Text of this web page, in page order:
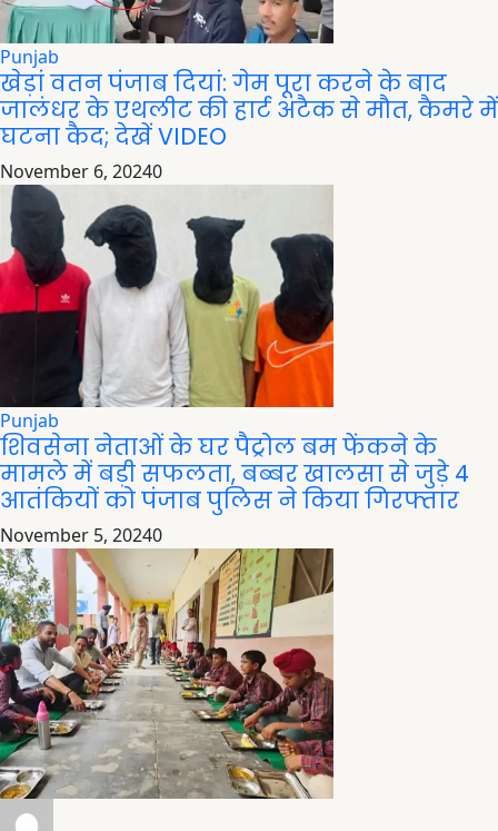
Punjab
खेड़ां वतन पंजाब दियां: गेम पूरा करने के बाद
जालंधर के एथलीट की हार्ट अटैक से मौत, कैमरे में
घटना कैद; देखें VIDEO
November 6, 20240
Punjab
शिवसेना नेताओं के घर पैट्रोल बम फेंकने के
मामले में बड़ी सफलता, बब्बर खालसा से जुड़े 4
आतंकियों को पंजाब पुलिस ने किया गिरफ्तार
November 5, 20240